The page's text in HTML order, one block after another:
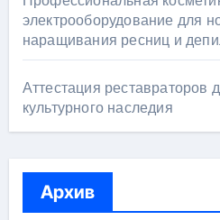
электрооборудование для
наращивания ресниц и
Аттестация реставраторов
культурного наследия
Архив